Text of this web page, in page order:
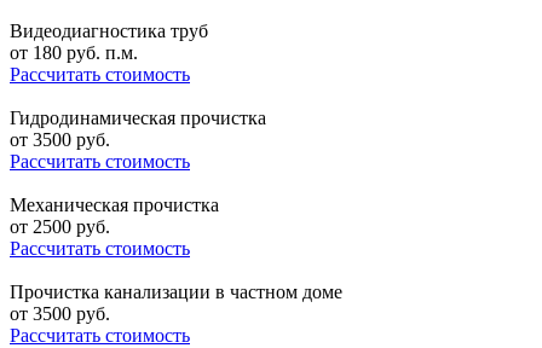
Видеодиагностика труб
от 180 руб. п.м.
Рассчитать стоимость
Гидродинамическая прочистка
от 3500 руб.
Рассчитать стоимость
Механическая прочистка
от 2500 руб.
Рассчитать стоимость
Прочистка канализации в частном доме
от 3500 руб.
Рассчитать стоимость